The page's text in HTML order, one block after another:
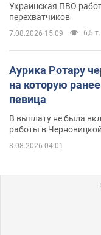
Украинская ПВО
перехватчиков
7.08.2026 15:09 6,5 т.
Аурика Ротару
на которую
певица
В выплату не была
работы в
8.08.2026 04:01